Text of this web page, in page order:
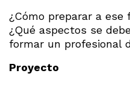
¿Cómo preparar a
¿Qué aspectos se
formar un profesional
Proyecto